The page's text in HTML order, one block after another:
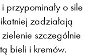
przypominały o sile
zadziałają
szczególnie
bieli i kremów.